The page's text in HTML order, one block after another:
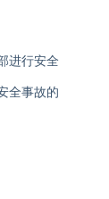
进行安全
全事故的